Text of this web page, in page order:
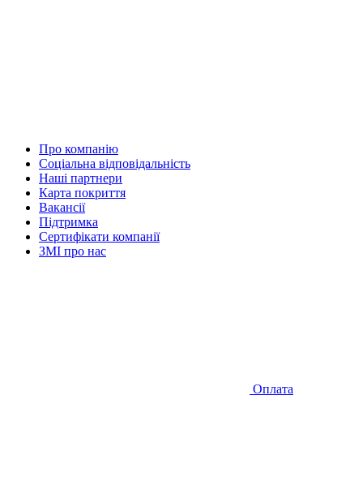
Про компанію
Соціальна відповідальність
Наші партнери
Карта покриття
Вакансії
Підтримка
Сертифікати компанії
ЗМІ про нас
Оплата